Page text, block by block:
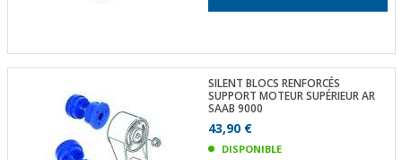
SILENT BLOCS RENFORCÉS
SUPPORT MOTEUR SUPÉRIEUR AR
SAAB 9000
43,90 €
DISPONIBLE